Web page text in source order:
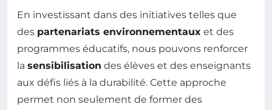
En investissant dans des initiatives telles que
des partenariats environnementaux et des
programmes éducatifs, nous pouvons renforcer
la sensibilisation des élèves et des enseignants
aux défis liés à la durabilité. Cette approche
permet non seulement de former des